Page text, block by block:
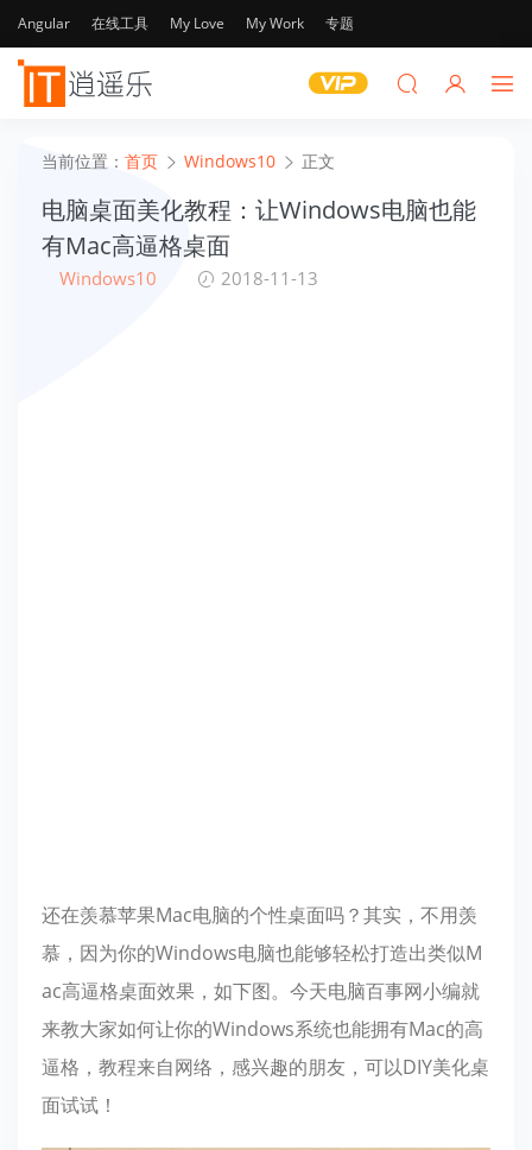
Angular 在线工具 My Love My Work 专题
当前位置： 首页 Windows10 正文
电脑桌面美化教程：让Windows电脑也能
有Mac高逼格桌面
Windows10 2018-11-13
还在羡慕苹果Mac电脑的个性桌面吗？其实，不用羡
慕，因为你的Windows电脑也能够轻松打造出类似M
ac高逼格桌面效果，如下图。今天电脑百事网小编就
来教大家如何让你的Windows系统也能拥有Mac的高
逼格，教程来自网络，感兴趣的朋友，可以DIY美化桌
面试试！